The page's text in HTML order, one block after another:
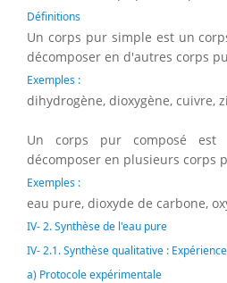
Définitions
Un corps pur simple est un
décomposer en d'autres corps
Exemples :
dihydrogène, dioxygène, cuivre,
Un corps pur composé
décomposer en plusieurs corps
Exemples :
eau pure, dioxyde de carbone,
IV- 2. Synthèse de l'eau pure
IV- 2.1. Synthèse qualitative :
a) Protocole expérimentale